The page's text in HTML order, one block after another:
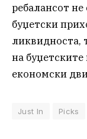
ребалансот
буџетски
ликвидноста,
на
економски
Just In Picks